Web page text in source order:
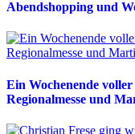
Abendshopping und
Ein Wochenende
Regionalmesse und